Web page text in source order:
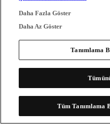
Daha Fazla Göster
Daha Az Göster
Tanımlama
Tüm